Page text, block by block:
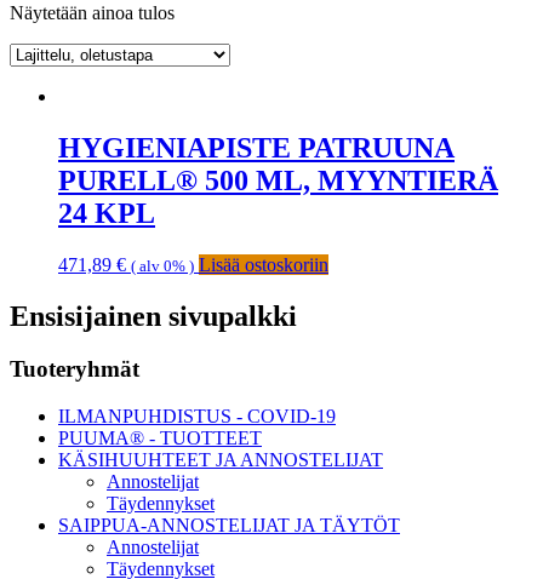
Näytetään ainoa tulos
HYGIENIAPISTE PATRUUNA
PURELL® 500 ML, MYYNTIERÄ
24 KPL
471,89 € ( alv 0% ) Lisää ostoskoriin
Ensisijainen sivupalkki
Tuoteryhmät
ILMANPUHDISTUS - COVID-19
PUUMA® - TUOTTEET
KÄSIHUUHTEET JA ANNOSTELIJAT
Annostelijat
Täydennykset
SAIPPUA-ANNOSTELIJAT JA TÄYTÖT
Annostelijat
Täydennykset